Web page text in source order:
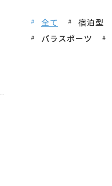
全て 宿泊型
パラスポーツ